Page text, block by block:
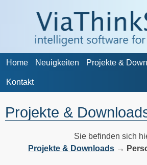
Home Neuigkeiten Projekte &
Kontakt
Projekte &
Sie befinden sich
Projekte & Downloads →